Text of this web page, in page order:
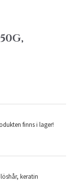
finns i lager!
keratin